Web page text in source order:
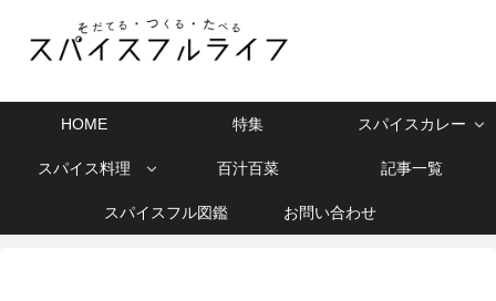
HOME 特集 スパイスカレー
スパイス料理 百汁百菜 記事一覧
スパイスフル図鑑 お問い合わせ